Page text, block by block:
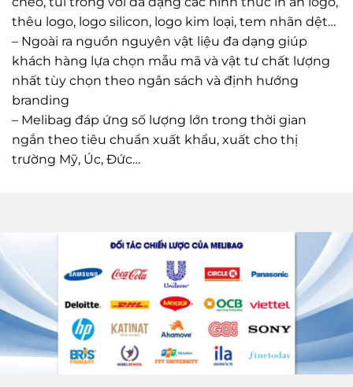
– Ngoài ra nguồn nguyên vật liệu đa dạng giúp
khách hàng lựa chọn mẫu mã và vật tư chất lượng
nhất tùy chọn theo ngân sách và định hướng
branding
– Melibag đáp ứng số lượng lớn trong thời gian
ngắn theo tiêu chuẩn xuất khẩu, xuất cho thị
trường Mỹ, Úc, Đức…